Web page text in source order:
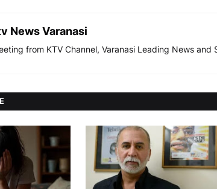
News Varanasi
from KTV Channel, Varanasi Leading News and